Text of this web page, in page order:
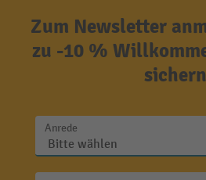
Zum Newsletter
zu -10 %
sichern
Anrede